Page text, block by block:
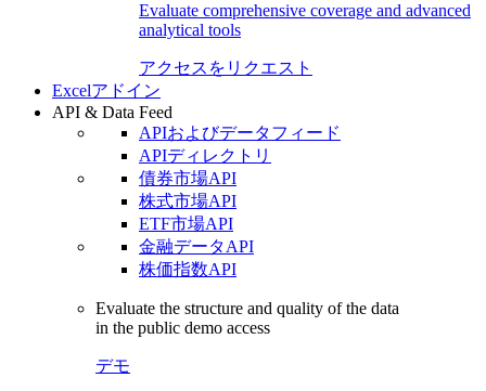
Evaluate comprehensive coverage and advanced
analytical tools
アクセスをリクエスト
Excelアドイン
API & Data Feed
APIおよびデータフィード
APIディレクトリ
債券市場API
株式市場API
ETF市場API
金融データAPI
株価指数API
Evaluate the structure and quality of the data
in the public demo access
デモ